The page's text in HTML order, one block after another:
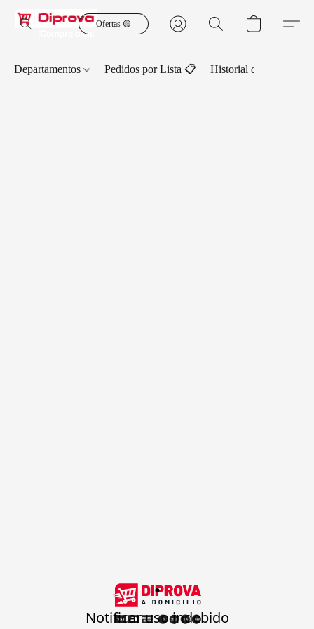
Ofertas 🟡
Departamentos Pedidos por Lista 📋 Historial de Pedidos
.
Notificar uso indebido